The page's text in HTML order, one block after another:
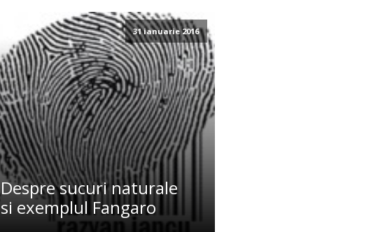
31 ianuarie 2016
Despre sucuri naturale
si exemplul Fangaro